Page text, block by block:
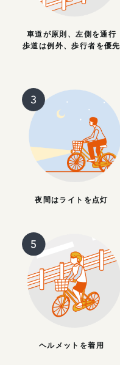
車道が原則、左側を通行
歩道は例外、歩行者を優先
夜間はライトを点灯
ヘルメットを着用